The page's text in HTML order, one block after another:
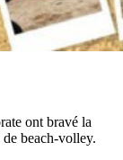
ont bravé la
beach-volley.